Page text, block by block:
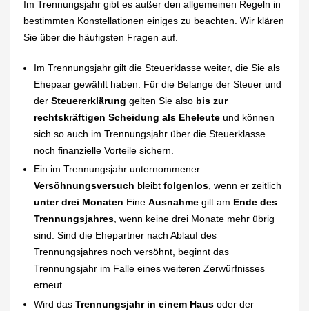
Im Trennungsjahr gibt es außer den allgemeinen Regeln in
bestimmten Konstellationen einiges zu beachten. Wir klären
Sie über die häufigsten Fragen auf.
Im Trennungsjahr gilt die Steuerklasse weiter, die Sie als
Ehepaar gewählt haben. Für die Belange der Steuer und
derSteuererklärung gelten Sie also bis zur
rechtskräftigen Scheidung als Eheleute und können
sich so auch im Trennungsjahr über die Steuerklasse
noch finanzielle Vorteile sichern.
Ein im Trennungsjahr unternommener
Versöhnungsversuch bleibtfolgenlos, wenn er zeitlich
unter drei Monaten EineAusnahme gilt am Ende des
Trennungsjahres, wenn keine drei Monate mehr übrig
sind. Sind die Ehepartner nach Ablauf des
Trennungsjahres noch versöhnt, beginnt das
Trennungsjahr im Falle eines weiteren Zerwürfnisses
erneut.
Wird dasTrennungsjahr in einem Haus oder der